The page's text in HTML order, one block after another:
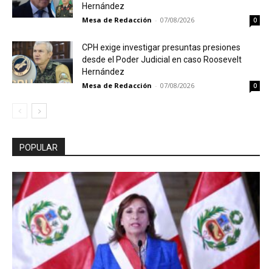
Hernández
Mesa de Redacción - 07/08/2026 0
CPH exige investigar presuntas presiones
desde el Poder Judicial en caso Roosevelt
Hernández
Mesa de Redacción - 07/08/2026 0
POPULAR